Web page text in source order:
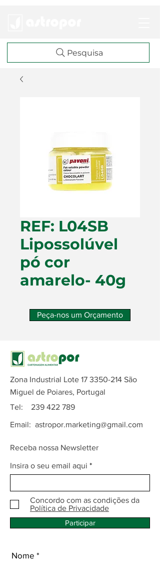
Pesquisa
REF: L04SB
Lipossolúvel
pó cor
amarelo- 40g
Peça-nos um Orçamento
Zona Industrial Lote 17 3350-214 São
Miguel de Poiares, Portugal
Tel: 239 422 789
Email: astropor.marketing@gmail.com
Receba nossa Newsletter
Insira o seu email aqui
Concordo com as condições da
Política de Privacidade
Participar
Nome